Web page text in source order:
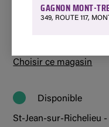
GAGNON MONT-
349, ROUTE 117,
Disponible
Choisir ce magasin
Disponible
St-Jean-sur-Richelieu